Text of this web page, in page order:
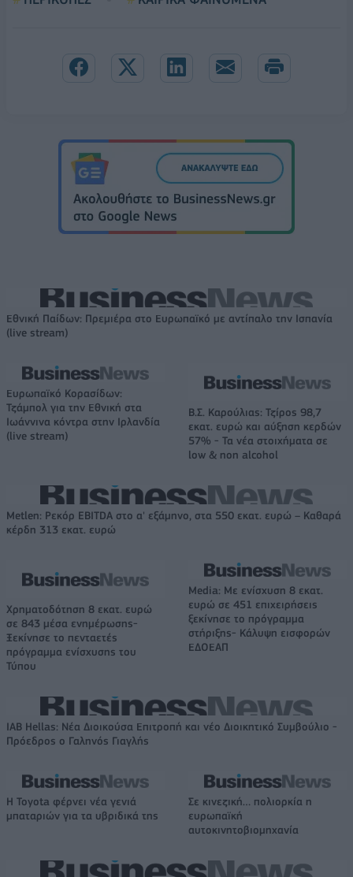
Εθνική Παίδων: Πρεμιέρα στο Ευρωπαϊκό με αντίπαλο την Ισπανία
(live stream)
Ευρωπαϊκό Κορασίδων:
Τζάμπολ για την Εθνική στα
Ιωάννινα κόντρα στην Ιρλανδία
(live stream)
Β.Σ. Καρούλιας: Τζίρος 98,7
εκατ. ευρώ και αύξηση κερδών
57% - Τα νέα στοιχήματα σε
low & non alcohol
Metlen: Ρεκόρ EBITDA στο α' εξάμηνο, στα 550 εκατ. ευρώ – Καθαρά
κέρδη 313 εκατ. ευρώ
Χρηματοδότηση 8 εκατ. ευρώ
σε 843 μέσα ενημέρωσης-
Ξεκίνησε το πενταετές
πρόγραμμα ενίσχυσης του
Τύπου
Media: Με ενίσχυση 8 εκατ.
ευρώ σε 451 επιχειρήσεις
ξεκίνησε το πρόγραμμα
στήριξης- Κάλυψη εισφορών
ΕΔΟΕΑΠ
IAB Hellas: Νέα Διοικούσα Επιτροπή και νέο Διοικητικό Συμβούλιο -
Πρόεδρος ο Γαληνός Γιαγλής
Η Toyota φέρνει νέα γενιά
μπαταριών για τα υβριδικά της
Σε κινεζική… πολιορκία η
ευρωπαϊκή
αυτοκινητοβιομηχανία